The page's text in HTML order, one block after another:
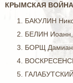
КРЫМСКАЯ ВОЙНА
БАКУЛИН
БЕЛИН Иоанн,
БОРЩ Дамиан,
ГАЛАБУТСКИЙ